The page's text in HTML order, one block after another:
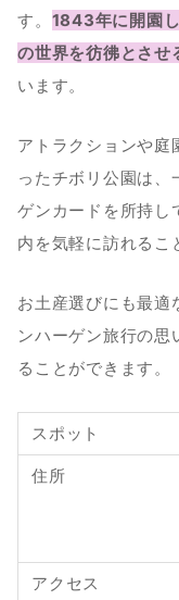
す。 1843年に開園
の世界を彷彿とさせ
います。
アトラクションや庭
ったチボリ公園は、
ゲンカードを所持し
内を気軽に訪れるこ
お土産選びにも最適
ンハーゲン旅行の思
ることができます。
スポット
住所
アクセス